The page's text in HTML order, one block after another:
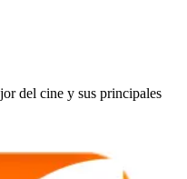
del cine y sus principales